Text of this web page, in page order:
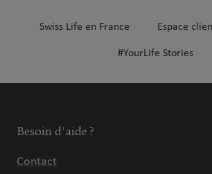
Swiss Life en France Espace
#YourLife Stories
Besoin d'aide ?
Contact